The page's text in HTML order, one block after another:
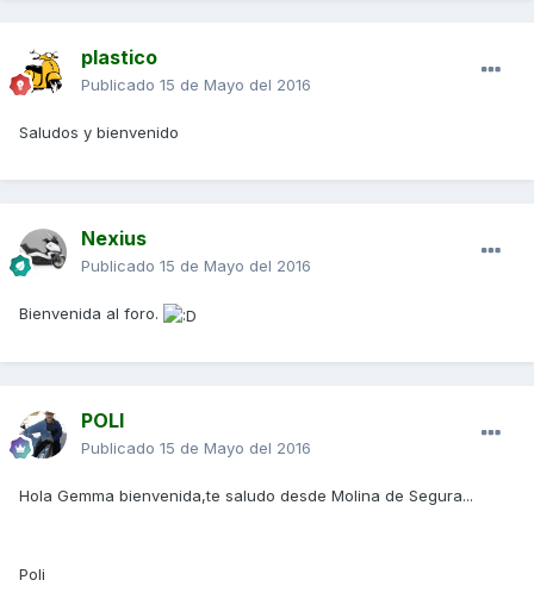
plastico
Publicado 15 de Mayo del 2016
Saludos y bienvenido
Nexius
Publicado 15 de Mayo del 2016
Bienvenida al foro.
POLI
Publicado 15 de Mayo del 2016
Hola Gemma bienvenida,te saludo desde Molina de Segura...
Poli